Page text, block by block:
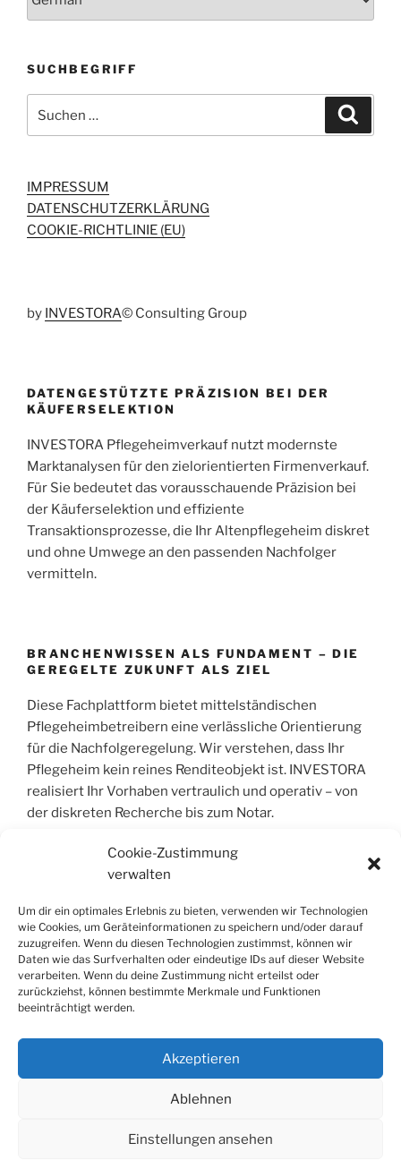
Cookie-Zustimmung
verwalten
Um dir ein optimales Erlebnis zu bieten, verwenden wir Technologien
wie Cookies, um Geräteinformationen zu speichern und/oder darauf
zuzugreifen. Wenn du diesen Technologien zustimmst, können wir
Daten wie das Surfverhalten oder eindeutige IDs auf dieser Website
verarbeiten. Wenn du deine Zustimmung nicht erteilst oder
zurückziehst, können bestimmte Merkmale und Funktionen
beeinträchtigt werden.
Akzeptieren
Ablehnen
Einstellungen ansehen
SUCHBEGRIFF
nach:
IMPRESSUM
DATENSCHUTZERKLÄRUNG
COOKIE-RICHTLINIE (EU)
by INVESTORA© Consulting Group
DATENGESTÜTZTE PRÄZISION BEI DER
KÄUFERSELEKTION
INVESTORA Pflegeheimverkauf nutzt modernste
Marktanalysen für den zielorientierten Firmenverkauf.
Für Sie bedeutet das vorausschauende Präzision bei
der Käuferselektion und effiziente
Transaktionsprozesse, die Ihr Altenpflegeheim diskret
und ohne Umwege an den passenden Nachfolger
vermitteln.
BRANCHENWISSEN ALS FUNDAMENT – DIE
GEREGELTE ZUKUNFT ALS ZIEL
Diese Fachplattform bietet mittelständischen
Pflegeheimbetreibern eine verlässliche Orientierung
für die Nachfolgeregelung. Wir verstehen, dass Ihr
Pflegeheim kein reines Renditeobjekt ist. INVESTORA
realisiert Ihr Vorhaben vertraulich und operativ – von
der diskreten Recherche bis zum Notar.
GMBH & CO. KG. ALLE RECHTE VORBEHALT
Alle Informationen wurden sorgfältig
zusammengestellt, jedoch wird jegliche Haftung für
Richtigkeit und Vollständigkeit ausgeschlossen. Die
Inhalte dienen der allgemeinen Information und stellen
keine individuelle Fachberatung.